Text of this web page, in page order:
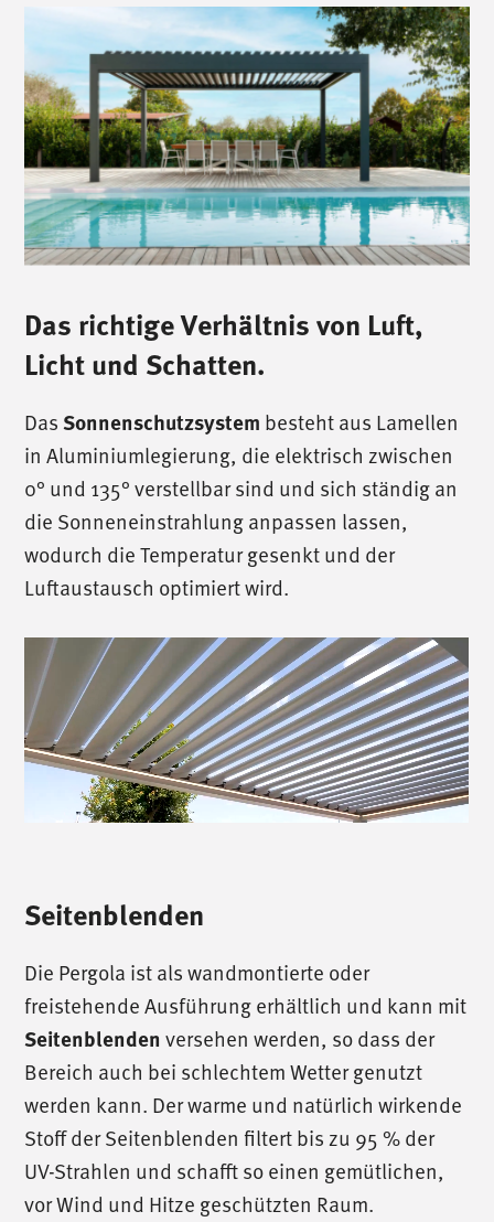
Das richtige Verhältnis von Luft,
Licht und Schatten.
DasSonnenschutzsystem besteht aus Lamellen
in Aluminiumlegierung, die elektrisch zwischen
0° und 135° verstellbar sind und sich ständig an
die Sonneneinstrahlung anpassen lassen,
wodurch die Temperatur gesenkt und der
Luftaustausch optimiert wird.
Seitenblenden
Die Pergola ist als wandmontierte oder
freistehende Ausführung erhältlich und kann mit
Seitenblenden versehen werden, so dass der
Bereich auch bei schlechtem Wetter genutzt
werden kann. Der warme und natürlich wirkende
Stoff der Seitenblenden filtert bis zu 95 % der
UV-Strahlen und schafft so einen gemütlichen,
vor Wind und Hitze geschützten Raum.